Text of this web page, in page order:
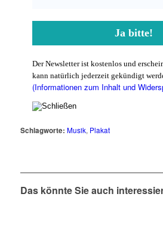
Der Newsletter ist kostenlos und
kann natürlich jederzeit gekündigt
(Informationen zum Inhalt und
Schlagworte: Musik, Plakat
Das könnte Sie auch